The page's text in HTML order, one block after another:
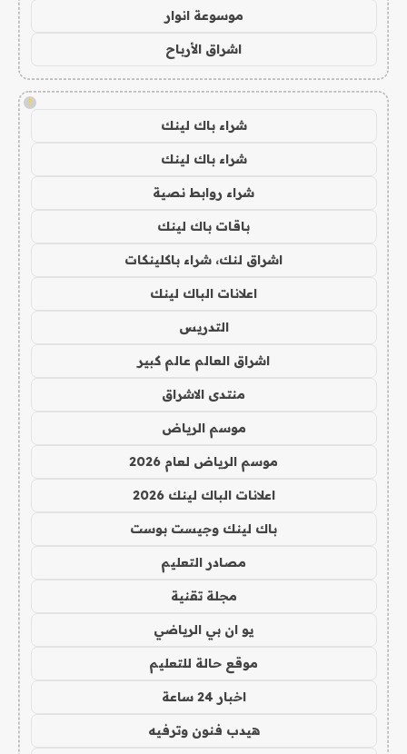
موسوعة انوار
اشراق الأرباح
!
شراء باك لينك
شراء باك لينك
شراء روابط نصية
باقات باك لينك
اشراق لنك، شراء باكلينكات
اعلانات الباك لينك
التدريس
اشراق العالم عالم كبير
منتدى الاشراق
موسم الرياض
موسم الرياض لعام 2026
اعلانات الباك لينك 2026
باك لينك وجيست بوست
مصادر التعليم
مجلة تقنية
يو ان بي الرياضي
موقع حالة للتعليم
اخبار 24 ساعة
هيدب فنون وترفيه